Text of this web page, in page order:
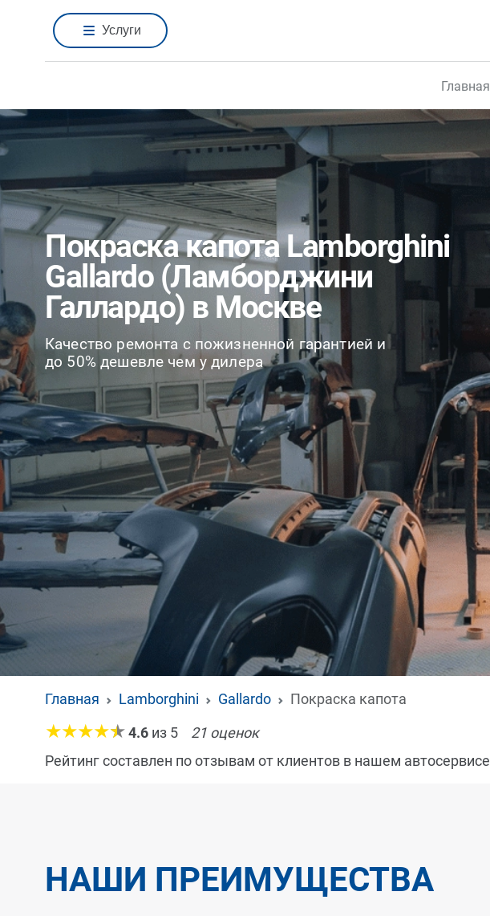
Услуги
Главная
Покраска капота Lamborghini
Gallardo (Ламборджини
Галлардо) в Москве
Качество ремонта с пожизненной гарантией и
до 50% дешевле чем у дилера
Главная Lamborghini Gallardo
Покраска капота
4.6 из 5 21 оценок
Рейтинг составлен по отзывам от клиентов в нашем автосервисе
НАШИ ПРЕИМУЩЕСТВА